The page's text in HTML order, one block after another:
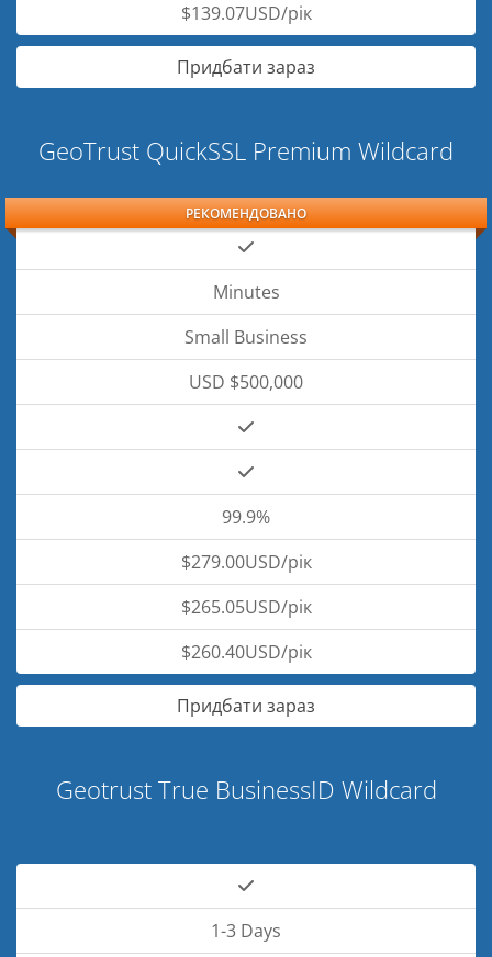
$139.07USD/рік
Придбати зараз
РЕКОМЕНДОВАНО
GeoTrust QuickSSL Premium Wildcard
Minutes
Small Business
USD $500,000
99.9%
$279.00USD/рік
$265.05USD/рік
$260.40USD/рік
Придбати зараз
Geotrust True BusinessID Wildcard
1-3 Days